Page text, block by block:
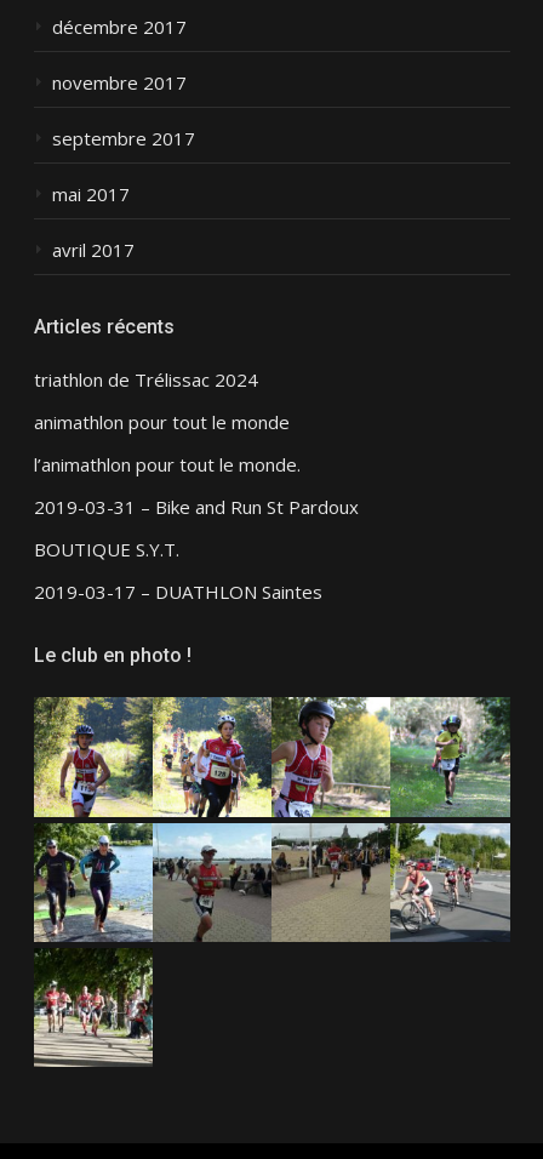
décembre 2017
novembre 2017
septembre 2017
mai 2017
avril 2017
Articles récents
triathlon de Trélissac 2024
animathlon pour tout le monde
l’animathlon pour tout le monde.
2019-03-31 – Bike and Run St Pardoux
BOUTIQUE S.Y.T.
2019-03-17 – DUATHLON Saintes
Le club en photo !